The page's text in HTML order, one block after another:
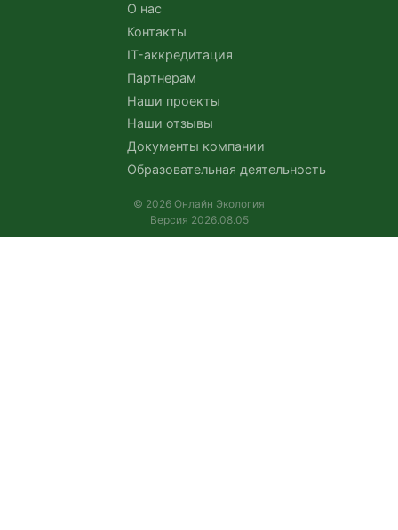
О нас
Контакты
IT-аккредитация
Партнерам
Наши проекты
Наши отзывы
Документы компании
Образовательная деятельность
© 2026 Онлайн Экология
Версия 2026.08.05